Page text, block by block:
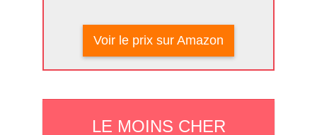
Voir le prix sur Amazon
LE MOINS CHER